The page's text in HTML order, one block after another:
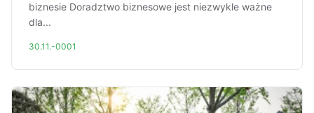
biznesie Doradztwo biznesowe jest niezwykle ważne
dla...
30.11.-0001